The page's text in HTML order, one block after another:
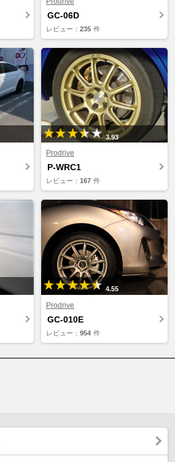
GC-06D
レビュー： 235 件
3.93
Prodrive
P-WRC1
レビュー： 167 件
4.55
Prodrive
GC-010E
レビュー： 954 件